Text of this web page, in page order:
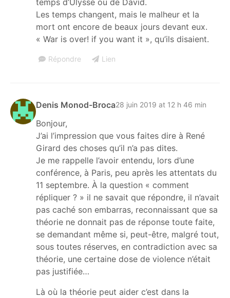
Les temps changent, mais le malheur et la
mort ont encore de beaux jours devant eux.
« War is over! if you want it », qu’ils disaient.
Répondre Lien
Denis Monod-Broca28 juin 2019 at 12 h 46 min
Bonjour,
J’ai l’impression que vous faites dire à René
Girard des choses qu’il n’a pas dites.
Je me rappelle l’avoir entendu, lors d’une
conférence, à Paris, peu après les attentats du
11 septembre. À la question « comment
répliquer ? » il ne savait que répondre, il n’avait
pas caché son embarras, reconnaissant que sa
théorie ne donnait pas de réponse toute faite,
se demandant même si, peut-être, malgré tout,
sous toutes réserves, en contradiction avec sa
théorie, une certaine dose de violence n’était
pas justifiée…
Là où la théorie peut aider c’est dans la